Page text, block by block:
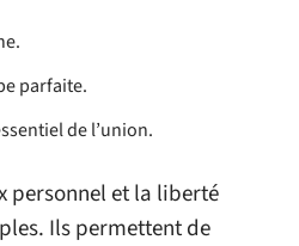
parfaite.
de l’union.
personnel et la liberté
Ils permettent de